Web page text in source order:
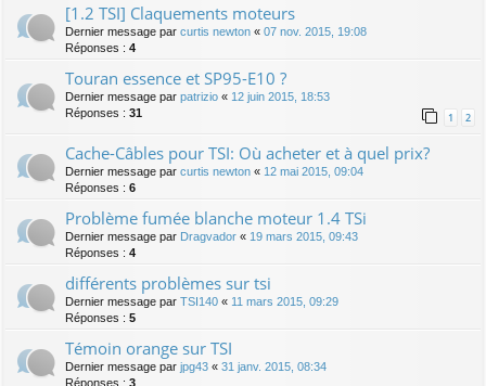
[1.2 TSI] Claquements moteurs
Dernier message par curtis newton « 07 nov. 2015, 19:08
Réponses : 4
Touran essence et SP95-E10 ?
Dernier message par patrizio « 12 juin 2015, 18:53
Réponses : 31 1 2
Cache-Câbles pour TSI: Où acheter et à quel prix?
Dernier message par curtis newton « 12 mai 2015, 09:04
Réponses : 6
Problème fumée blanche moteur 1.4 TSi
Dernier message par Dragvador « 19 mars 2015, 09:43
Réponses : 4
différents problèmes sur tsi
Dernier message par TSI140 « 11 mars 2015, 09:29
Réponses : 5
Témoin orange sur TSI
Dernier message par jpg43 « 31 janv. 2015, 08:34
Réponses : 3